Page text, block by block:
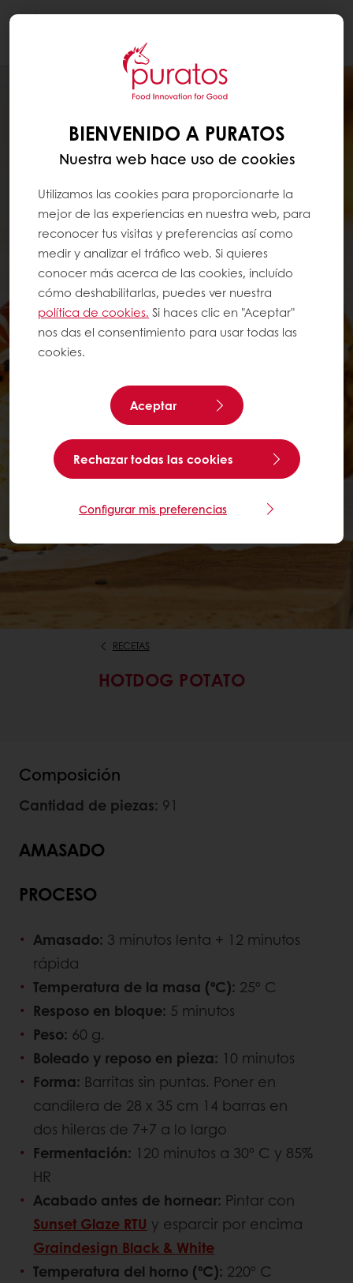
RECETAS
HOTDOG POTATO
Composición
Cantidad de piezas: 91
AMASADO
PROCESO
Amasado: 3 minutos lenta + 12 minutos
rápida
Temperatura de la masa (ºC): 25º C
Resposo en bloque: 5 minutos
Peso: 60 g.
Boleado y reposo en pieza: 10 minutos
Forma: Barritas sin puntas. Poner en
candilera de 28 x 35 cm 14 barras en
dos hileras de 7+7 a lo largo
Fermentación: 120 minutos a 30º C y 85%
HR
Acabado antes de hornear: Pintar con
Sunset Glaze RTU y esparcir por encima
Graindesign Black & White
Temperatura del horno (ºC): 220º C
BIENVENIDO A PURATOS
Nuestra web hace uso de cookies
Utilizamos las cookies para proporcionarte la
mejor de las experiencias en nuestra web, para
reconocer tus visitas y preferencias así como
medir y analizar el tráfico web. Si quieres
conocer más acerca de las cookies, incluído
cómo deshabilitarlas, puedes ver nuestra
política de cookies. Si haces clic en "Aceptar"
nos das el consentimiento para usar todas las
cookies.
Aceptar
Rechazar todas las cookies
Configurar mis preferencias